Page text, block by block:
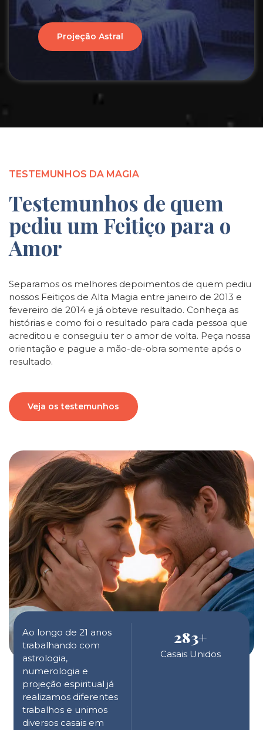
Projeção Astral
Ao longo de 21 anos
trabalhando com
astrologia,
numerologia e
projeção espiritual já
realizamos diferentes
trabalhos e unimos
diversos casais em
283+
Casais Unidos
TESTEMUNHOS DA MAGIA
Testemunhos de quem
pediu um Feitiço para o
Amor
Separamos os melhores depoimentos de quem pediu
nossos Feitiços de Alta Magia entre janeiro de 2013 e
fevereiro de 2014 e já obteve resultado. Conheça as
histórias e como foi o resultado para cada pessoa que
acreditou e conseguiu ter o amor de volta. Peça nossa
orientação e pague a mão-de-obra somente após o
resultado.
Veja os testemunhos